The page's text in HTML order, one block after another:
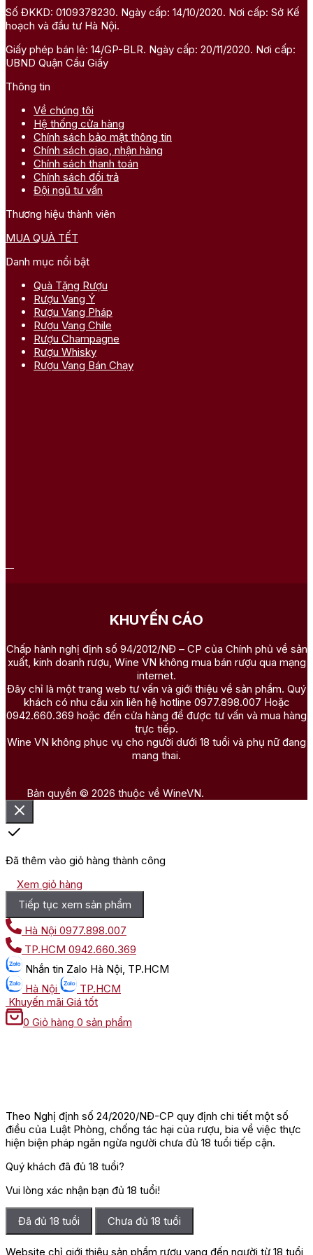
Số ĐKKD: 0109378230. Ngày cấp: 14/10/2020. Nơi cấp: Sở Kế
hoạch và đầu tư Hà Nội.
Giấy phép bán lẻ: 14/GP-BLR. Ngày cấp: 20/11/2020. Nơi cấp:
UBND Quận Cầu Giấy
Thông tin
Về chúng tôi
Hệ thống cửa hàng
Chính sách bảo mật thông tin
Chính sách giao, nhận hàng
Chính sách thanh toán
Chính sách đổi trả
Đội ngũ tư vấn
Thương hiệu thành viên
MUA QUÀ TẾT
Danh mục nổi bật
Quà Tặng Rượu
Rượu Vang Ý
Rượu Vang Pháp
Rượu Vang Chile
Rượu Champagne
Rượu Whisky
Rượu Vang Bán Chạy
KHUYẾN CÁO
Chấp hành nghị định số 94/2012/NĐ – CP của Chính phủ về sản
xuất, kinh doanh rượu, Wine VN không mua bán rượu qua mạng
internet.
Đây chỉ là một trang web tư vấn và giới thiệu về sản phẩm. Quý
khách có nhu cầu xin liên hệ hotline 0977.898.007 Hoặc
0942.660.369 hoặc đến cửa hàng để được tư vấn và mua hàng
trực tiếp.
Wine VN không phục vụ cho người dưới 18 tuổi và phụ nữ đang
mang thai.
Bản quyền © 2026 thuộc về WineVN.
Đã thêm vào giỏ hàng thành công
Xem giỏ hàng
Tiếp tục xem sản phẩm
Hà Nội 0977.898.007
TP.HCM 0942.660.369
Nhắn tin Zalo Hà Nội, TP.HCM
Hà Nội
TP.HCM
Khuyến mãi Giá tốt
0 Giỏ hàng 0 sản phẩm
Theo Nghị định số 24/2020/NĐ-CP quy định chi tiết một số
điều của Luật Phòng, chống tác hại của rượu, bia về việc thực
hiện biện pháp ngăn ngừa người chưa đủ 18 tuổi tiếp cận.
Quý khách đã đủ 18 tuổi?
Vui lòng xác nhận bạn đủ 18 tuổi!
Đã đủ 18 tuổi Chưa đủ 18 tuổi
Website chỉ giới thiệu sản phẩm rượu vang đến người từ 18 tuổi